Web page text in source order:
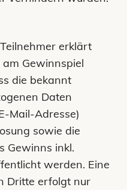
erklärt
Gewinnspiel
die bekannt
Daten
Mail-Adresse)
sowie die
Gewinns inkl.
werden. Eine
Dritte erfolgt nur